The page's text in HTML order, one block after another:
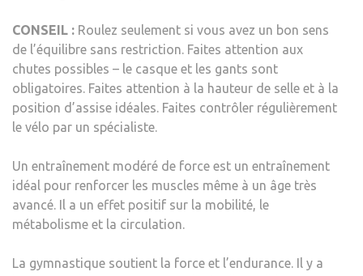
CONSEIL : Roulez seulement si vous avez un bon sens
de l’équilibre sans restriction. Faites attention aux
chutes possibles – le casque et les gants sont
obligatoires. Faites attention à la hauteur de selle et à la
position d’assise idéales. Faites contrôler régulièrement
le vélo par un spécialiste.
Un entraînement modéré de force est un entraînement
idéal pour renforcer les muscles même à un âge très
avancé. Il a un effet positif sur la mobilité, le
métabolisme et la circulation.
La gymnastique soutient la force et l’endurance. Il y a